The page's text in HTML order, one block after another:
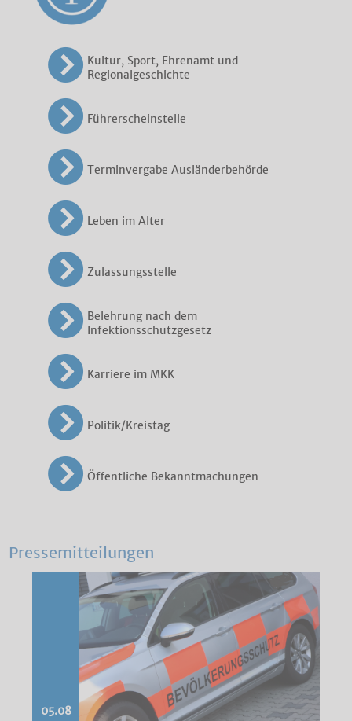
Kultur, Sport, Ehrenamt und
Regionalgeschichte
Führerscheinstelle
Terminvergabe Ausländerbehörde
Leben im Alter
Zulassungsstelle
Belehrung nach dem
Infektionsschutzgesetz
Karriere im MKK
Politik/Kreistag
Öffentliche Bekanntmachungen
Pressemitteilungen
05.08